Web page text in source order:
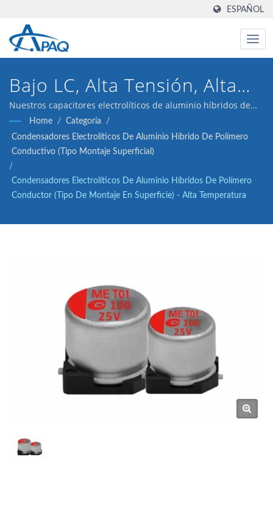
ESPAÑOL
Bajo LC, Alta Tensión, Alta
Fiabilidad
Nuestros capacitores electrolíticos de aluminio híbridos de
polímero conductivo de 25V 150μF ESR 22 (tipo de montaje en
superficie) están diseñados para cumplir con los
convertidores DC-DC, reguladores de voltaje y aplicaciones de
desacoplamiento.
Home / Categoría
/
Condensadores Electrolíticos De Aluminio Híbrido De Polímero
Conductivo (Tipo Montaje Superficial)
/
Condensadores Electrolíticos De Aluminio Híbridos De Polímero
Conductor (tipo De Montaje En Superficie) - Alta Temperatura